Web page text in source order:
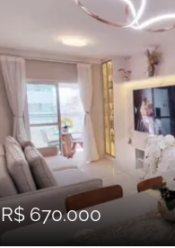
R$ 670.000